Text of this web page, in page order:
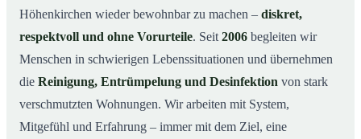
Höhenkirchen
Höhenkirchen wieder bewohnbar zu machen – diskret,
respektvoll und ohne Vorurteile. Seit 2006 begleiten wir
Menschen in schwierigen Lebenssituationen und übernehmen
die Reinigung, Entrümpelung und Desinfektion von stark
verschmutzten Wohnungen. Wir arbeiten mit System,
Mitgefühl und Erfahrung – immer mit dem Ziel, eine